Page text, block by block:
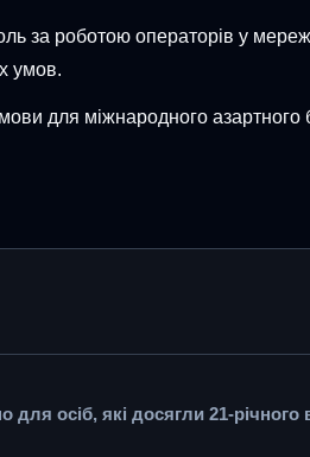
за роботою операторів у
умов.
для міжнародного
осіб, які досягли 21-річного